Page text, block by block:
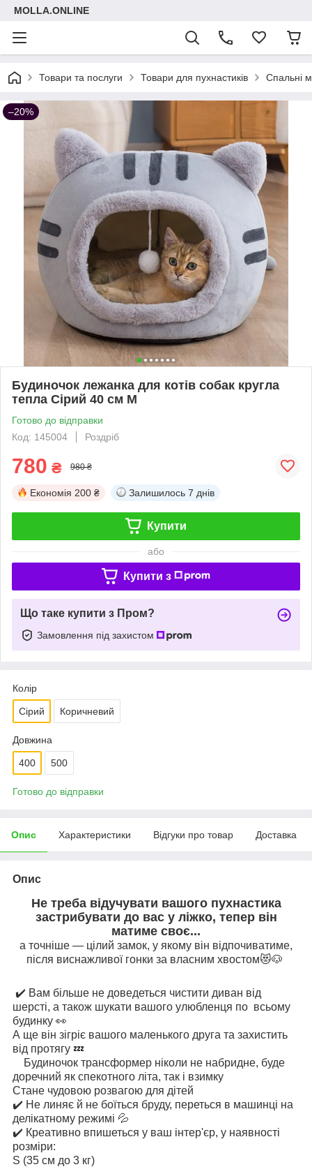
MOLLA.ONLINE
Товари та послуги Товари для пухнастиків Спальні
–20%
Будиночок лежанка для котів собак кругла
тепла Сірий 40 см M
Готово до відправки
Код: 145004
Роздріб
780 ₴ 980 ₴
Економія 200 ₴ Залишилось 7 днів
Купити
або
Купити з
Що таке купити з Пром?
Замовлення під захистом
Колір
Сірий Коричневий
Довжина
400 500
Готово до відправки
Опис Характеристики Відгуки про товар Доставка
Опис
Не треба відучувати вашого пухнастика
застрибувати до вас у ліжко, тепер він
матиме своє...
а точніше — цілий замок, у якому він відпочиватиме,
після виснажливої гонки за власним хвостом😻🐶
✔️ Вам більше не доведеться чистити диван від
шерсті, а також шукати вашого улюбленця по всьому
будинку 👀
А ще він зігріє вашого маленького друга та захистить
від протягу 💤
Будиночок трансформер ніколи не набридне, буде
доречний як спекотного літа, так і взимку
Стане чудовою розвагою для дітей
✔️ Не линяє й не боїться бруду, переться в машинці на
делікатному режимі 💦
✔️ Креативно впишеться у ваш інтер'єр, у наявності
розміри:
S (35 см до 3 кг)